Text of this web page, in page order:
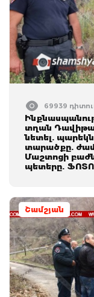
69939
տղան
նետել.
տարածքը.
Մաշտոցի
պետերը.
Շամշյան